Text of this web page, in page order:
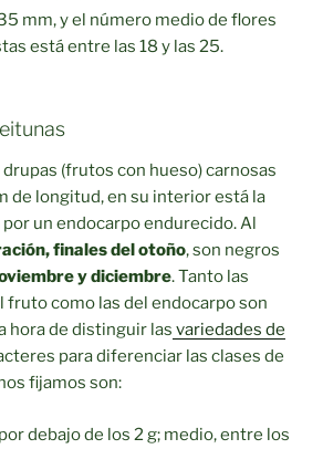
mm, y el número medio de flores
está entre las 18 y las 25.
drupas (frutos con hueso) carnosas
de longitud, en su interior está la
un endocarpo endurecido. Al
finales del otoño, son negros
y diciembre. Tanto las
como las del endocarpo son
hora de distinguir las variedades de
para diferenciar las clases de
fijamos son:
debajo de los 2 g; medio, entre los